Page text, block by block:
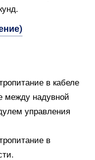
в кабеле
между надувной
управления
в